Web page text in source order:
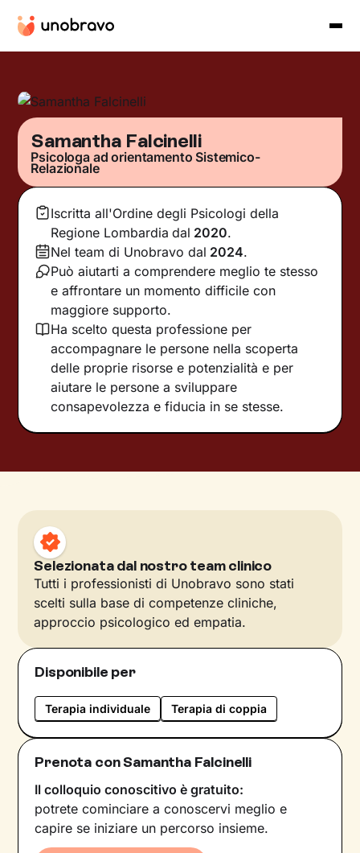
Samantha Falcinelli
Psicologa ad orientamento Sistemico-
Relazionale
Iscritta all'Ordine degli Psicologi della
Regione Lombardia dal 2020.
Nel team di Unobravo dal 2024.
Può aiutarti a comprendere meglio te stesso
e affrontare un momento difficile con
maggiore supporto.
Ha scelto questa professione per
accompagnare le persone nella scoperta
delle proprie risorse e potenzialità e per
aiutare le persone a sviluppare
consapevolezza e fiducia in se stesse.
Selezionata dal nostro team clinico
Tutti i professionisti di Unobravo sono stati
scelti sulla base di competenze cliniche,
approccio psicologico ed empatia.
Disponibile per
Terapia individuale Terapia di coppia
Prenota con Samantha Falcinelli
Il colloquio conoscitivo è gratuito:
potrete cominciare a conoscervi meglio e
capire se iniziare un percorso insieme.